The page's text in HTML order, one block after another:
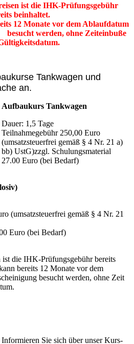
ist die IHK-Prüfungsgebühr
beinhaltet.
12 Monate vor dem Ablaufdatum
werden, ohne Zeiteinbuße
Tankwagen und
an.
Aufbaukurs Tankwagen
Dauer: 1,5 Tage
Teilnahmegebühr 250,00 Euro
(umsatzsteuerfrei gemäß § 4 Nr. 21 a)
bb) UstG)zzgl. Schulungsmaterial
27.00 Euro (bei Bedarf)
(umsatzsteuerfrei gemäß § 4 Nr. 21
Euro (bei Bedarf)
ist die IHK-Prüfungsgebühr bereits
bereits 12 Monate vor dem
besucht werden, ohne Zeit
Informieren Sie sich über unser Kurs-